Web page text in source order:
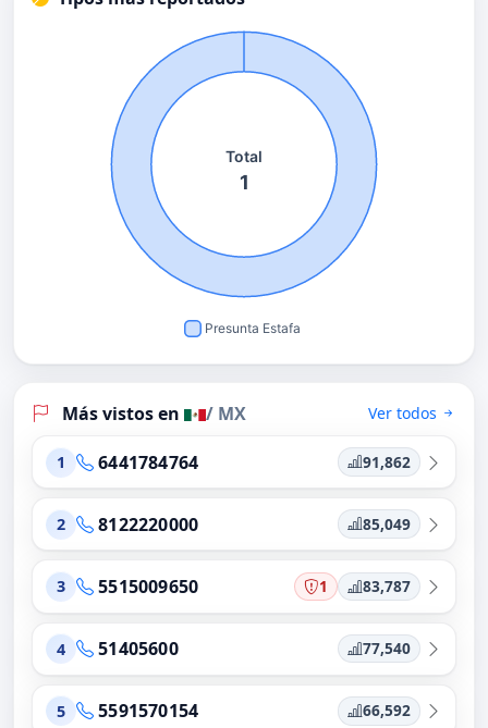
Más vistos en / MX Ver todos
1 6441784764 91,862
2 8122220000 85,049
3 5515009650 1 83,787
4 51405600 77,540
5 5591570154 66,592